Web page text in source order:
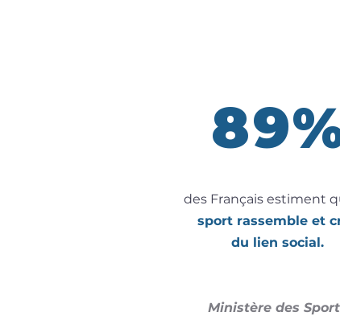
des Français estiment
sport rassemble et
du lien social.
Ministère des